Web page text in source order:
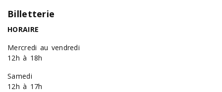
Billetterie
HORAIRE
Mercredi au vendredi
12h à 18h
Samedi
12h à 17h